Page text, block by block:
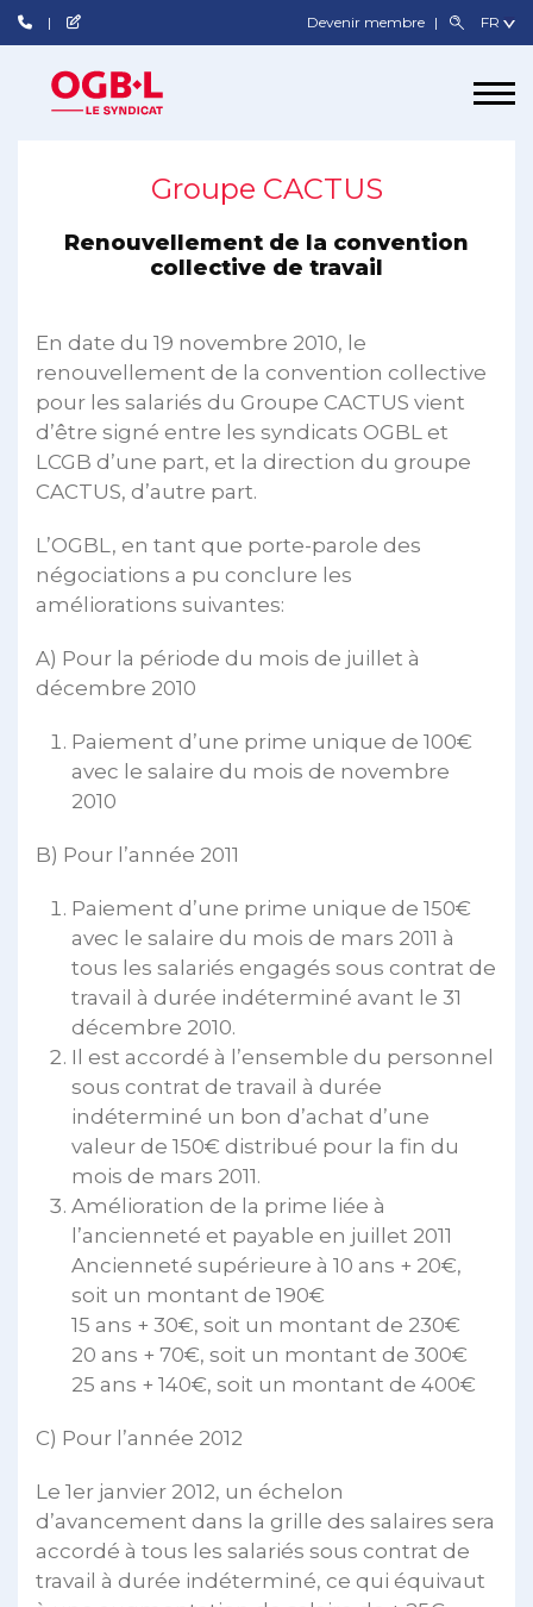
Devenir membre
Groupe CACTUS
Renouvellement de la convention
collective de travail
En date du 19 novembre 2010, le
renouvellement de la convention collective
pour les salariés du Groupe CACTUS vient
d’être signé entre les syndicats OGBL et
LCGB d’une part, et la direction du groupe
CACTUS, d’autre part.
L’OGBL, en tant que porte-parole des
négociations a pu conclure les
améliorations suivantes:
A) Pour la période du mois de juillet à
décembre 2010
Paiement d’une prime unique de 100€
avec le salaire du mois de novembre
2010
B) Pour l’année 2011
Paiement d’une prime unique de 150€
avec le salaire du mois de mars 2011 à
tous les salariés engagés sous contrat de
travail à durée indéterminé avant le 31
décembre 2010.
Il est accordé à l’ensemble du personnel
sous contrat de travail à durée
indéterminé un bon d’achat d’une
valeur de 150€ distribué pour la fin du
mois de mars 2011.
Amélioration de la prime liée à
l’ancienneté et payable en juillet 2011
Ancienneté supérieure à 10 ans + 20€,
soit un montant de 190€
15 ans + 30€, soit un montant de 230€
20 ans + 70€, soit un montant de 300€
25 ans + 140€, soit un montant de 400€
C) Pour l’année 2012
Le 1er janvier 2012, un échelon
d’avancement dans la grille des salaires sera
accordé à tous les salariés sous contrat de
travail à durée indéterminé, ce qui équivaut